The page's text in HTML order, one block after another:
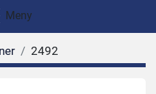
Meny
2492